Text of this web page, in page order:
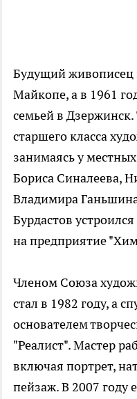
Будущий живописец
Майкопе, а в 1961
семьей в
старшего класса
занимаясь у
Бориса Синалеева,
Владимира
Бурдастов
на предприятие
Членом Союза
стал в 1982 году, а
основателем
"Реалист". Мастер
включая портрет,
пейзаж. В 2007 году